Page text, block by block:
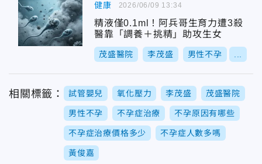
健康
精液僅0.1ml！阿兵哥生育力遭3殺
醫靠「調養＋挑精」助攻生女
茂盛醫院 李茂盛 男性不孕
2026/06/09 13:34
相關標籤： 試管嬰兒 氧化壓力 李茂盛 茂盛醫院
男性不孕 不孕症治療 不孕原因有哪些
不孕症治療價格多少 不孕症人數多嗎
黃俊嘉